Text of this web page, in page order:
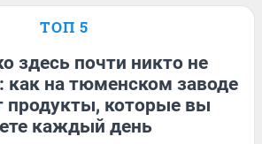
ТОП 5
здесь почти никто не
как на тюменском заводе
продукты, которые вы
каждый день